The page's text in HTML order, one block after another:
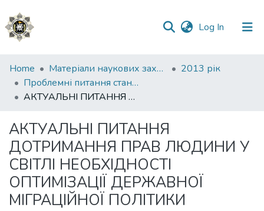
Log In (current)
Communities
&
Collections
Statistics
Home Матеріали наукових заходів
2013 рік
Проблемні питання стану дотримання захисту прав людини в Україні
АКТУАЛЬНІ ПИТАННЯ ДОТРИМАННЯ ПРАВ ЛЮДИНИ У СВІТЛІ НЕОБХІДНОСТІ ОПТИМІЗАЦІЇ ДЕРЖАВНОЇ МІГРАЦІЙНОЇ ПОЛІТИКИ
АКТУАЛЬНІ ПИТАННЯ
ДОТРИМАННЯ ПРАВ ЛЮДИНИ У
СВІТЛІ НЕОБХІДНОСТІ
ОПТИМІЗАЦІЇ ДЕРЖАВНОЇ
МІГРАЦІЙНОЇ ПОЛІТИКИ